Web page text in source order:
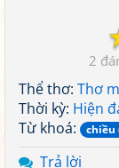
2
Thể thơ: Thơ
Thời kỳ: Hiện
Từ khoá:
chiều
Trả lời